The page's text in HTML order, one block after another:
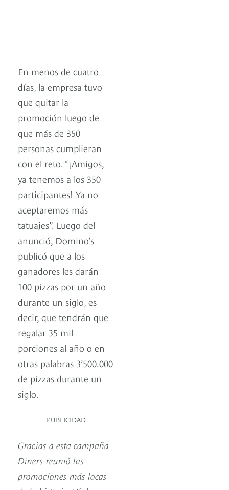
En menos de cuatro
días, la empresa tuvo
que quitar la
promoción luego de
que más de 350
personas cumplieran
con el reto. “¡Amigos,
ya tenemos a los 350
participantes! Ya no
aceptaremos más
tatuajes”. Luego del
anunció, Domino’s
publicó que a los
ganadores les darán
100 pizzas por un año
durante un siglo, es
decir, que tendrán que
regalar 35 mil
porciones al año o en
otras palabras 3’500.000
de pizzas durante un
siglo.
PUBLICIDAD
Gracias a esta campaña
Diners reunió las
promociones más locas